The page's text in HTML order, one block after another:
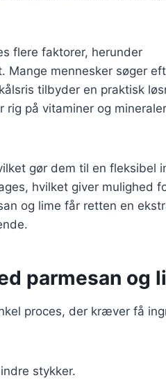
flere faktorer, herunder
Mange mennesker søger
tilbyder en praktisk
på vitaminer og
gør dem til en fleksibel
hvilket giver mulighed
og lime får retten en
parmesan og
proces, der kræver få
stykker.